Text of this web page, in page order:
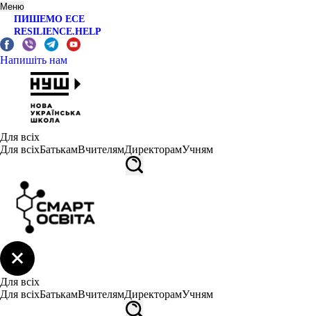
Меню
ПИШЕМО ЕСЕ
RESILIENCE.HELP
Напишіть нам
Для всіх
Для всіхБатькамВчителямДиректорамУчням
Для всіх
Для всіхБатькамВчителямДиректорамУчням